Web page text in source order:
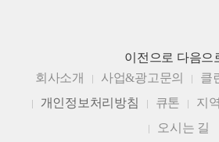
이전으로 다음으
회사소개
사업&광고문의 클
개인정보처리방침
큐톤 지
오시는 길